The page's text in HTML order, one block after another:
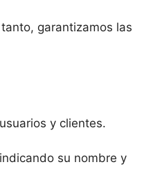
garantizamos las
y clientes.
su nombre y